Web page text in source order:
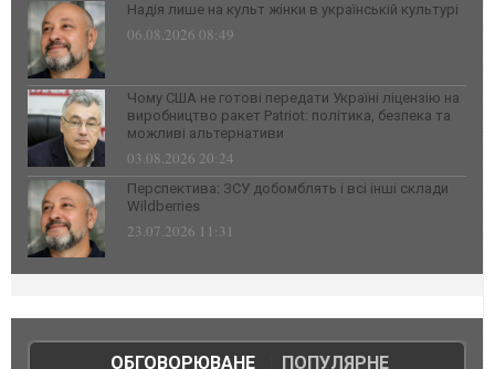
Надія лише на культ жінки в українській культурі
06.08.2026 08:49
Чому США не готові передати Україні ліцензію на
виробництво ракет Patriot: політика, безпека та
можливі альтернативи
03.08.2026 20:24
Перспектива: ЗСУ добомблять і всі інші склади
Wildberries
23.07.2026 11:31
ОБГОВОРЮВАНЕ| ПОПУЛЯРНЕ